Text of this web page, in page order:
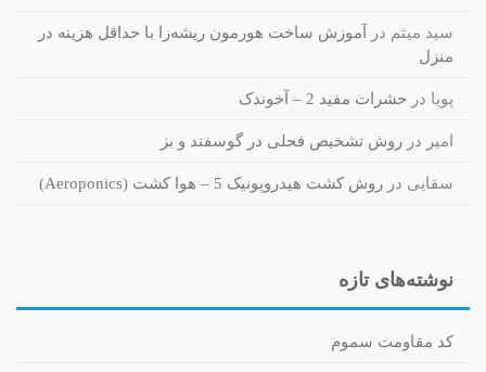
سید میثم در
آموزش ساخت هورمون ریشه‌زا با حداقل هزینه در
منزل
پویا در حشرات مفید 2 – آخوندک
امیر در روش تشخیص فحلی در گوسفند و بز
سقایی در روش کشت هیدروپونیک 5 – هوا کشت (Aeroponics)
نوشته‌های تازه
کد مقاومت سموم